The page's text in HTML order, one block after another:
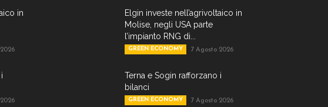
in
Elgin investe nell’agrivoltaico in
Molise, negli USA parte
l’impianto RNG di...
GREEN ECONOMY 7 Agosto 2026
Terna e Sogin rafforzano i
bilanci
GREEN ECONOMY 7 Agosto 2026